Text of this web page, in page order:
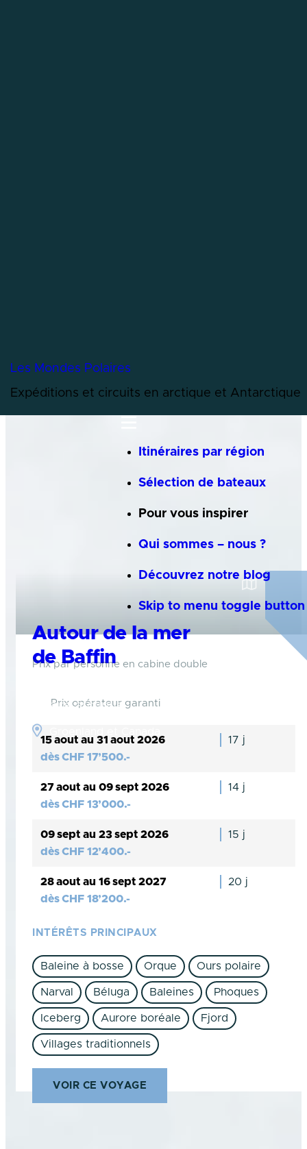
Les Mondes Polaires
Expéditions et circuits en arctique et Antarctique
Itinéraires par région
Sélection de bateaux
Pour vous inspirer
Qui sommes – nous ?
Découvrez notre blog
Skip to menu toggle button
Autour de la mer
de Baffin
polaire arctique
Prix par personne en cabine double
Prix opérateur garanti
15 aout au 31 aout 2026
17 j
dès CHF 17’500.-
27 aout au 09 sept 2026
14 j
dès CHF 13’000.-
09 sept au 23 sept 2026
15 j
dès CHF 12’400.-
28 aout au 16 sept 2027
20 j
dès CHF 18’200.-
INTÉRÊTS PRINCIPAUX
Baleine à bosse Orque Ours polaire
Narval Béluga Baleines Phoques
Iceberg Aurore boréale Fjord
Villages traditionnels
VOIR CE VOYAGE